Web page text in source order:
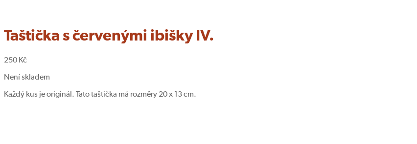
Taštička s červenými ibišky IV.
250 Kč
Není skladem
Každý kus je originál. Tato taštička má rozměry 20 x 13 cm.